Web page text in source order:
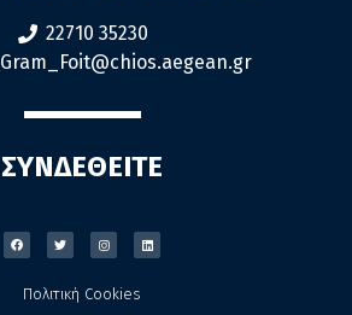
22710 35230
ΣΥΝΔΕΘΕΙΤΕ
Πολιτική Cookies